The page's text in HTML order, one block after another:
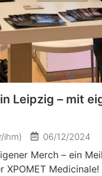
Leipzig – mit
ihm) 06/12/2024
Merch – ein
XPOMET Medicinale!